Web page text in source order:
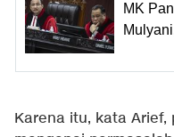
MK
Karena itu, kata